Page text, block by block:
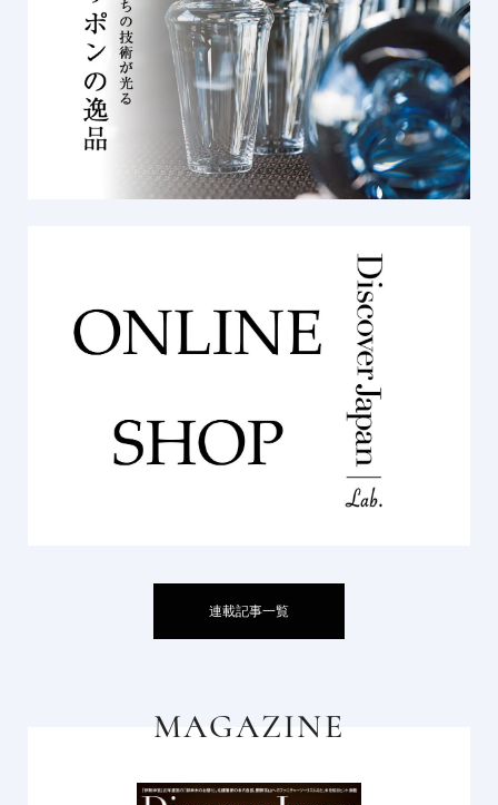
連載記事一覧
MAGAZINE